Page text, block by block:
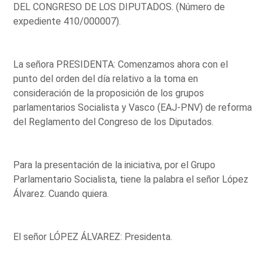
DEL CONGRESO DE LOS DIPUTADOS. (Número de
expediente 410/000007).
La señora PRESIDENTA: Comenzamos ahora con el
punto del orden del día relativo a la toma en
consideración de la proposición de los grupos
parlamentarios Socialista y Vasco (EAJ-PNV) de reforma
del Reglamento del Congreso de los Diputados.
Para la presentación de la iniciativa, por el Grupo
Parlamentario Socialista, tiene la palabra el señor López
Álvarez. Cuando quiera.
El señor LÓPEZ ÁLVAREZ: Presidenta.